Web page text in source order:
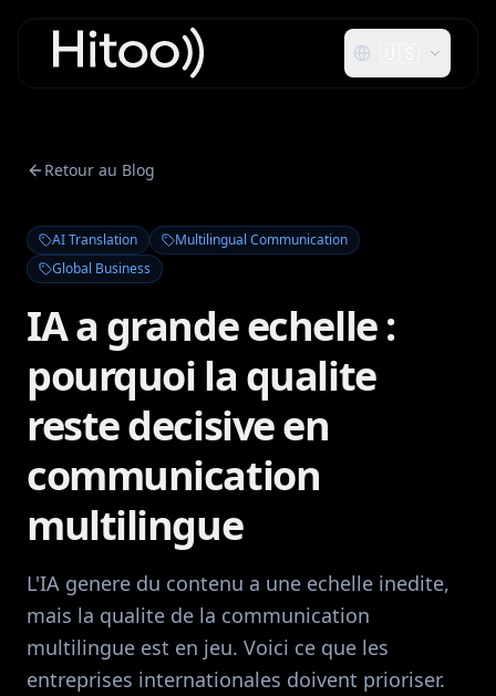
Retour au Blog
AI Translation
Multilingual Communication
Global Business
IA a grande echelle :
pourquoi la qualite
reste decisive en
communication
multilingue
L'IA genere du contenu a une echelle inedite,
mais la qualite de la communication
multilingue est en jeu. Voici ce que les
entreprises internationales doivent prioriser.